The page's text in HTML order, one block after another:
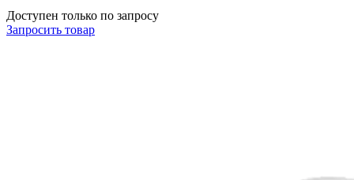
Доступен только по запросу
Запросить товар